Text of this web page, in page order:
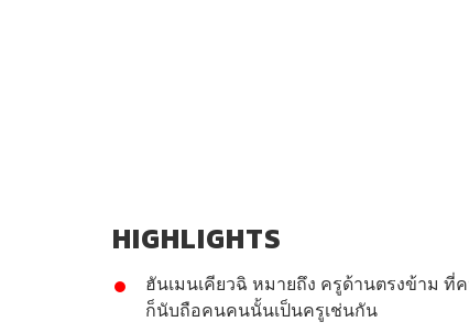
HIGHLIGHTS
ฮันเมนเคียวฉิ หมายถึง ครูด้านตรงข้าม ที่
ก็นับถือคนคนนั้นเป็นครูเช่นกัน